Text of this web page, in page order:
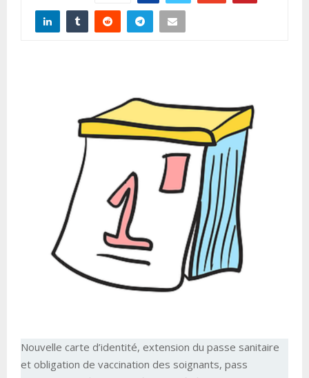
Nouvelle carte d’identité, extension du passe sanitaire
et obligation de vaccination des soignants, pass